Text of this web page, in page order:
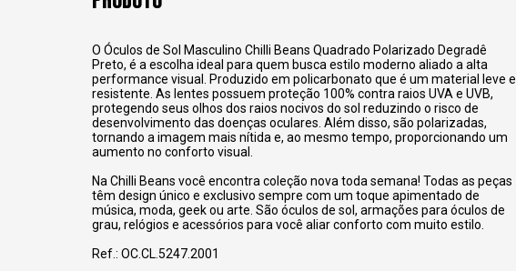
O Óculos de Sol Masculino Chilli Beans Quadrado Polarizado Degradê
Preto, é a escolha ideal para quem busca estilo moderno aliado a alta
performance visual. Produzido em policarbonato que é um material leve e
resistente. As lentes possuem proteção 100% contra raios UVA e UVB,
protegendo seus olhos dos raios nocivos do sol reduzindo o risco de
desenvolvimento das doenças oculares. Além disso, são polarizadas,
tornando a imagem mais nítida e, ao mesmo tempo, proporcionando um
aumento no conforto visual.
Na Chilli Beans você encontra coleção nova toda semana! Todas as peças
têm design único e exclusivo sempre com um toque apimentado de
música, moda, geek ou arte. São óculos de sol, armações para óculos de
grau, relógios e acessórios para você aliar conforto com muito estilo.
Ref.: OC.CL.5247.2001